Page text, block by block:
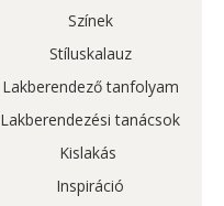
Színek
Stíluskalauz
Lakberendező tanfolyam
Lakberendezési tanácsok
Kislakás
Inspiráció